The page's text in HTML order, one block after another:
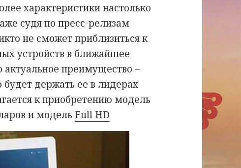
характеристики настолько
судя по пресс-релизам
не сможет приблизиться к
устройств в ближайшее
преимущество –
будет держать ее в лидерах
к приобретению модель
и модель Full HD